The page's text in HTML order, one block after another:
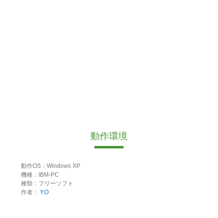
動作環境
動作OS：Windows XP
機種：IBM-PC
種類：フリーソフト
作者： Y.O